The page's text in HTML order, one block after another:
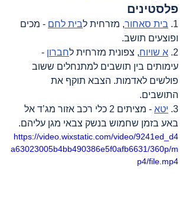
פלסטינים
1. בית סאחור, מזרחית לבית לחם - מכים
ופוצעים תושב.
2. א שויוח, צפונית מזרחית לחברון -
עימותים בין תושבים למתנחלים ששוב
פולשים לאדמות. הצבא תוקף את
התושבים.
3. יטא
- מציתים 2 כלי רכב אזור מג’ד אל
באע בזמן שחמוש בנשק צבאי מגן עליהם.
https://video.wixstatic.com/video/9241ed_d4
a63023005b4bb490386e5f0afb6631/360p/m
p4/file.mp4